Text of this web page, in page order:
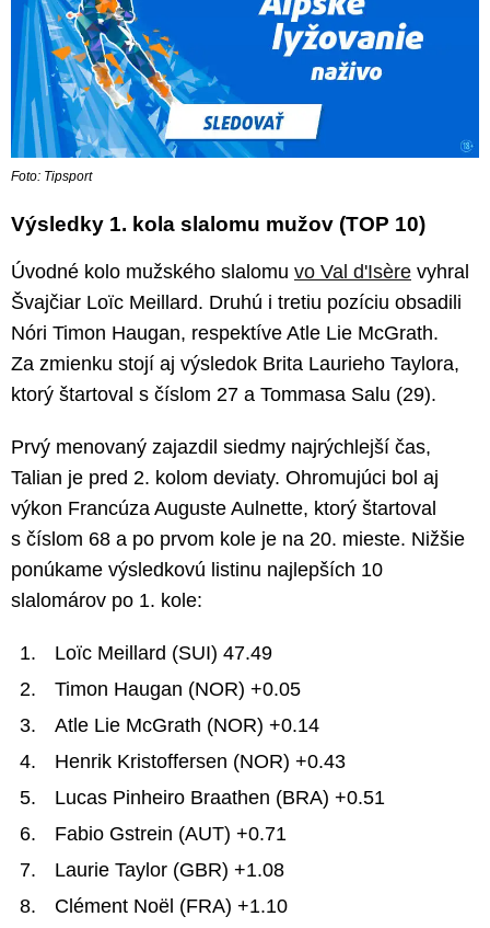
Foto: Tipsport
Výsledky 1. kola slalomu mužov (TOP 10)
Úvodné kolo mužského slalomu vo Val d'Isère vyhral
Švajčiar Loïc Meillard. Druhú i tretiu pozíciu obsadili
Nóri Timon Haugan, respektíve Atle Lie McGrath.
Za zmienku stojí aj výsledok Brita Laurieho Taylora,
ktorý štartoval s číslom 27 a Tommasa Salu (29).
Prvý menovaný zajazdil siedmy najrýchlejší čas,
Talian je pred 2. kolom deviaty. Ohromujúci bol aj
výkon Francúza Auguste Aulnette, ktorý štartoval
s číslom 68 a po prvom kole je na 20. mieste. Nižšie
ponúkame výsledkovú listinu najlepších 10
slalomárov po 1. kole:
Loïc Meillard (SUI) 47.49
Timon Haugan (NOR) +0.05
Atle Lie McGrath (NOR) +0.14
Henrik Kristoffersen (NOR) +0.43
Lucas Pinheiro Braathen (BRA) +0.51
Fabio Gstrein (AUT) +0.71
Laurie Taylor (GBR) +1.08
Clément Noël (FRA) +1.10